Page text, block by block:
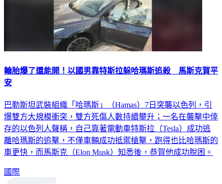
輪胎爆了還能開！以國男靠特斯拉躲哈瑪斯追殺 馬斯克賀平
安
巴勒斯坦武裝組織「哈瑪斯」（Hamas）7日突襲以色列，引
爆雙方大規模衝突，雙方死傷人數持續攀升；一名在襲擊中倖
存的以色列人聲稱，自己靠著電動車特斯拉（Tesla）成功逃
離哈瑪斯的追擊，不僅車輛成功抵禦槍擊，跑得也比哈瑪斯的
車更快，而馬斯克（Elon Musk）知悉後，恭賀他成功脫困。
國際